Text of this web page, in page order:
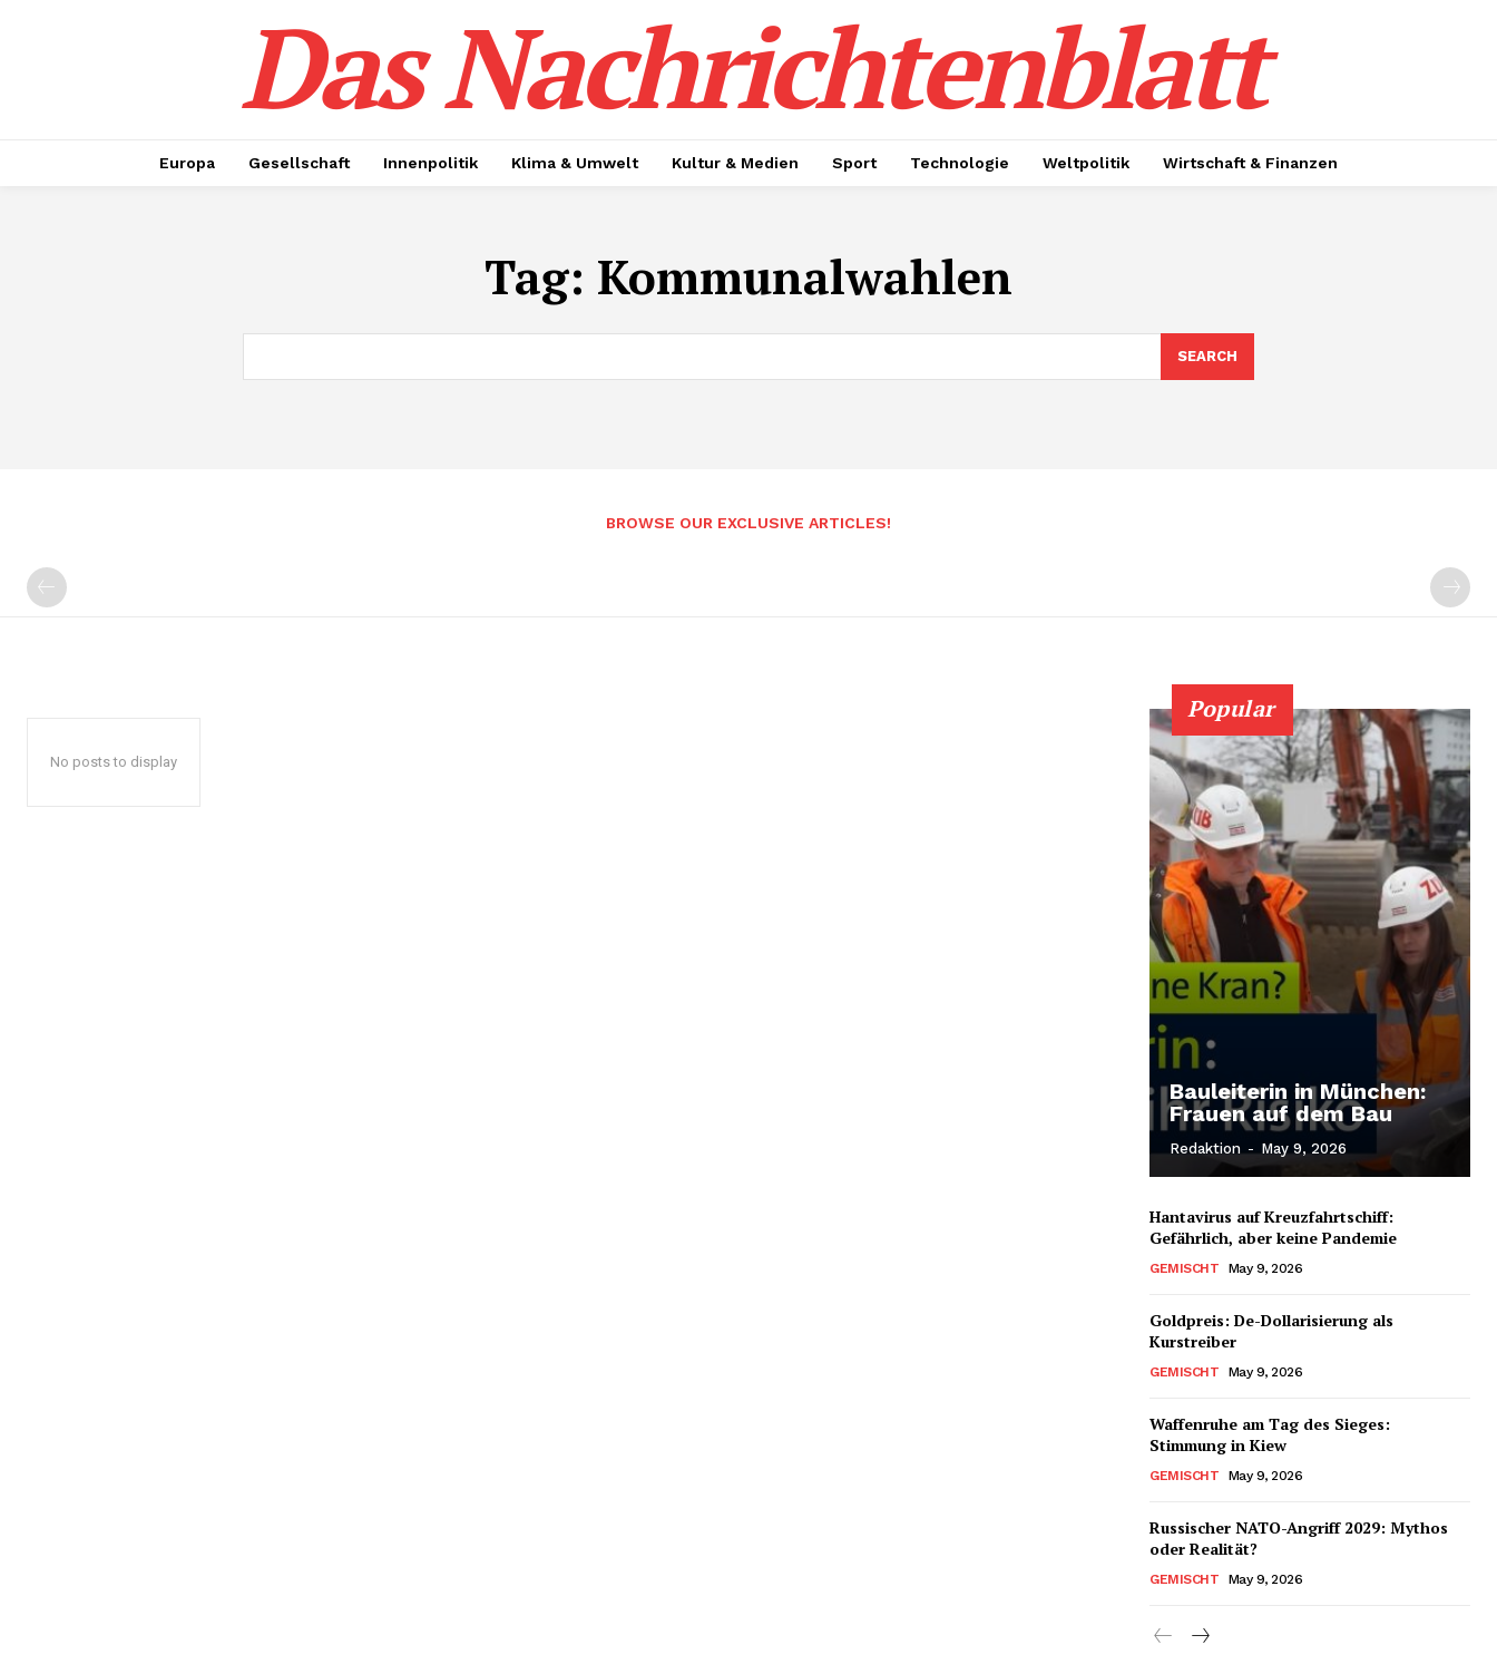
Das Nachrichtenblatt
Europa Gesellschaft Innenpolitik Klima & Umwelt Kultur & Medien Sport Technologie Weltpolitik Wirtschaft & Finanzen
Tag: Kommunalwahlen
SEARCH
BROWSE OUR EXCLUSIVE ARTICLES!
No posts to display
Popular
Bauleiterin in München:
Frauen auf dem Bau
Redaktion - May 9, 2026
Hantavirus auf Kreuzfahrtschiff:
Gefährlich, aber keine Pandemie
GEMISCHT May 9, 2026
Goldpreis: De-Dollarisierung als
Kurstreiber
GEMISCHT May 9, 2026
Waffenruhe am Tag des Sieges:
Stimmung in Kiew
GEMISCHT May 9, 2026
Russischer NATO-Angriff 2029: Mythos
oder Realität?
GEMISCHT May 9, 2026